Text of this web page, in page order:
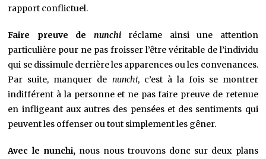
rapport conflictuel.
Faire preuve de nunchi
réclame ainsi une attention
particulière pour ne pas froisser l’être véritable de l’individu
qui se dissimule derrière les apparences ou les convenances.
Par suite, manquer de nunchi, c’est à la fois se montrer
indifférent à la personne et ne pas faire preuve de retenue
en infligeant aux autres des pensées et des sentiments qui
peuvent les offenser ou tout simplement les gêner.
Avec le nunchi, nous nous trouvons donc sur deux plans